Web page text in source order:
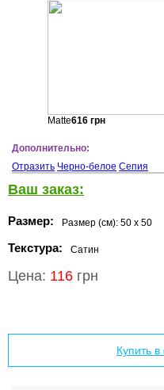
Matte616грн
Дополнительно:
Отразить Черно-белое Сепия
Ваш заказ:
Размер: Размер (см): 50 x 50
Текстура: Сатин
Цена: 116 грн
Купить